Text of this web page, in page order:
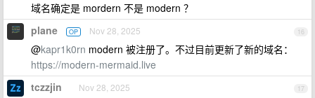
域名确定是 mordern 不是 modern ？
16
plane OP Nov 28, 2025
@kapr1k0rn modern 被注册了。不过目前更新了新的域名：
https://modern-mermaid.live
17
tczzjin Nov 28, 2025